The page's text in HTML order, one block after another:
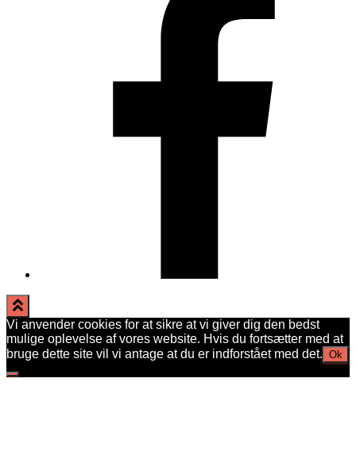
Vi anvender cookies for at sikre at vi giver dig den bedst
mulige oplevelse af vores website. Hvis du fortsætter med at
bruge dette site vil vi antage at du er indforstået med det. Ok